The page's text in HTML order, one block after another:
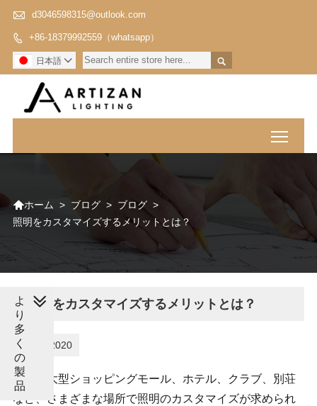
 d3046598315@outlook.com
 +86-18379992559（whatsapp）

日本語 
ホーム > ブログ > ブログ >
照明をカスタマイズするメリットとは？
照明をカスタマイズするメリットとは？
07-12-2020
近年、大型ショッピングモール、ホテル、クラブ、別荘
など、さまざまな場所で照明のカスタマイズが求められ
よ
り
多
く
の
製
品